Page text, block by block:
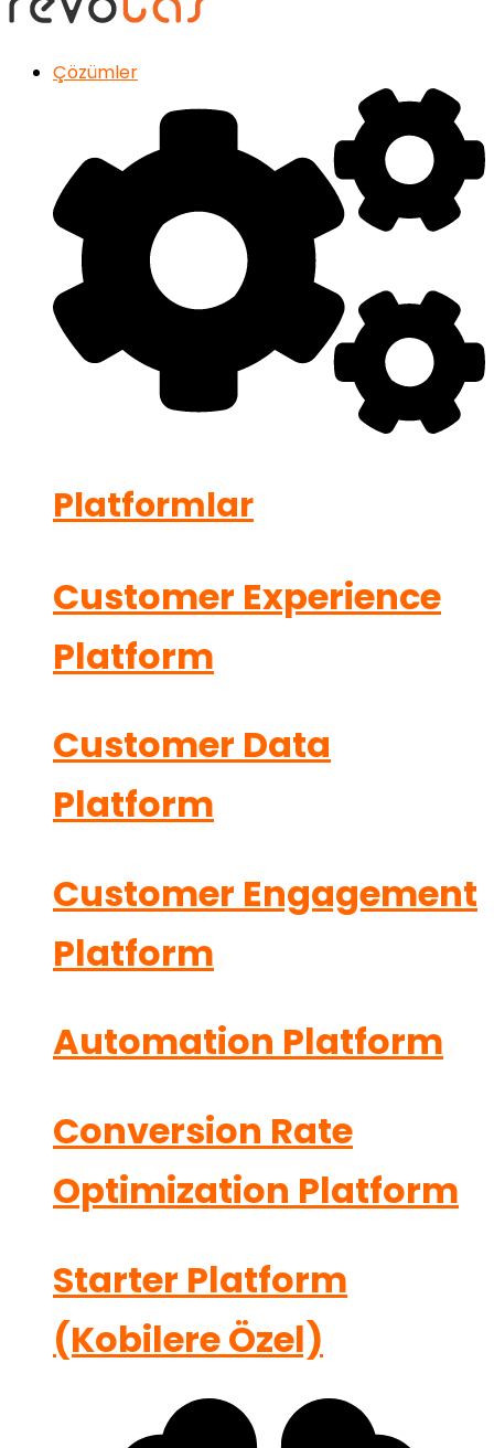
Çözümler
Platformlar
Customer Experience
Platform
Customer Data
Platform
Customer Engagement
Platform
Automation Platform
Conversion Rate
Optimization Platform
Starter Platform
(Kobilere Özel)